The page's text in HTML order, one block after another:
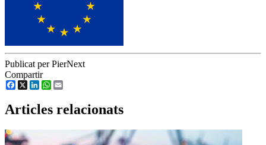
Publicat per PierNext
Compartir
Facebook
X LinkedInWhatsApp
Articles relacionats